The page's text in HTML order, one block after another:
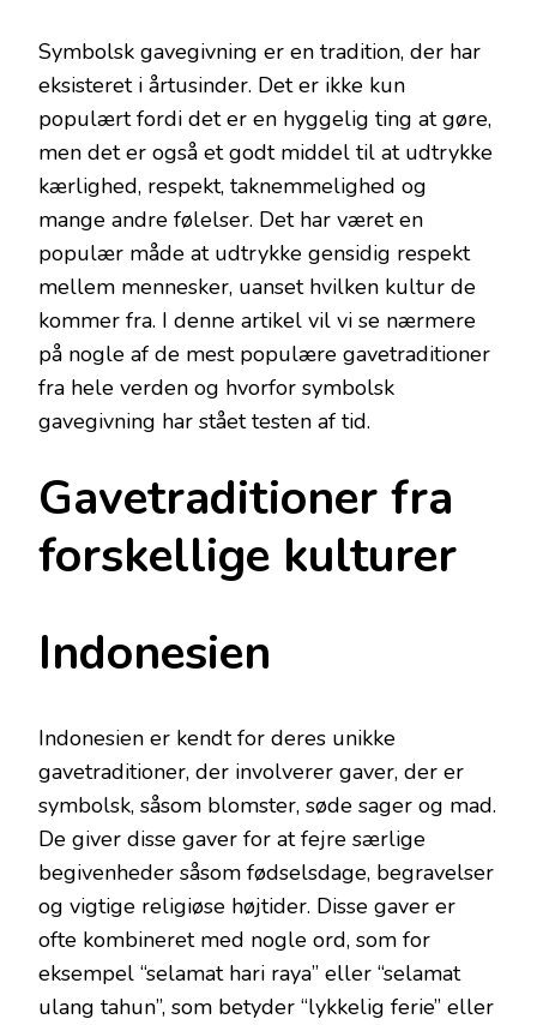
Symbolsk gavegivning er en tradition, der har
eksisteret i årtusinder. Det er ikke kun
populært fordi det er en hyggelig ting at gøre,
men det er også et godt middel til at udtrykke
kærlighed, respekt, taknemmelighed og
mange andre følelser. Det har været en
populær måde at udtrykke gensidig respekt
mellem mennesker, uanset hvilken kultur de
kommer fra. I denne artikel vil vi se nærmere
på nogle af de mest populære gavetraditioner
fra hele verden og hvorfor symbolsk
gavegivning har stået testen af tid.
Gavetraditioner fra
forskellige kulturer
Indonesien
Indonesien er kendt for deres unikke
gavetraditioner, der involverer gaver, der er
symbolsk, såsom blomster, søde sager og mad.
De giver disse gaver for at fejre særlige
begivenheder såsom fødselsdage, begravelser
og vigtige religiøse højtider. Disse gaver er
ofte kombineret med nogle ord, som for
eksempel “selamat hari raya” eller “selamat
ulang tahun”, som betyder “lykkelig ferie” eller